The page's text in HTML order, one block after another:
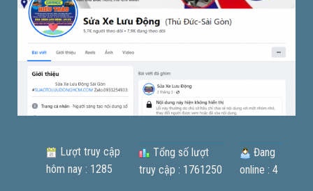
Lượt truy cập
hôm nay : 1285
Tổng số lượt
truy cập : 1761250
Đang
online : 4